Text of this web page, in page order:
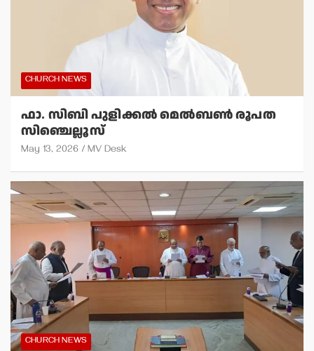
CHURCH NEWS
ഫാ. സിബി പുളിക്കല്‍ മെല്‍ബണ്‍ രൂപത
സിഞ്ചെല്ലൂസ്
May 13, 2026 MV Desk
CHURCH NEWS